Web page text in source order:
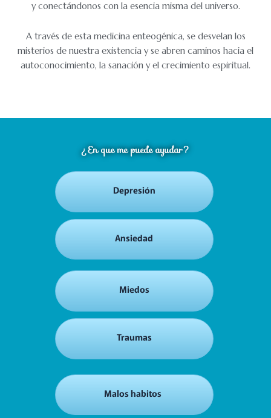
y conectándonos con la esencia misma del universo.
A través de esta medicina enteogénica, se desvelan los
misterios de nuestra existencia y se abren caminos hacia el
autoconocimiento, la sanación y el crecimiento espiritual.
¿En que me puede ayudar?
Depresión
Ansiedad
Miedos
Traumas
Malos habitos